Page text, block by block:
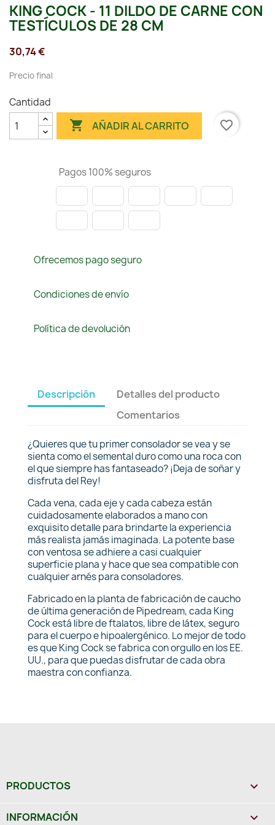
KING COCK - 11 DILDO DE CARNE CON
TESTÍCULOS DE 28 CM
30,74 €
Precio final
Cantidad
 AÑADIR AL CARRITO favorite_border
Pagos 100% seguros
Ofrecemos pago seguro
Condiciones de envío
Política de devolución
Descripción
Detalles del producto
Comentarios
¿Quieres que tu primer consolador se vea y se
sienta como el semental duro como una roca con
el que siempre has fantaseado? ¡Deja de soñar y
disfruta del Rey!
Cada vena, cada eje y cada cabeza están
cuidadosamente elaborados a mano con
exquisito detalle para brindarte la experiencia
más realista jamás imaginada. La potente base
con ventosa se adhiere a casi cualquier
superficie plana y hace que sea compatible con
cualquier arnés para consoladores.
Fabricado en la planta de fabricación de caucho
de última generación de Pipedream, cada King
Cock está libre de ftalatos, libre de látex, seguro
para el cuerpo e hipoalergénico. Lo mejor de todo
es que King Cock se fabrica con orgullo en los EE.
UU., para que puedas disfrutar de cada obra
maestra con confianza.
PRODUCTOS 
INFORMACIÓN 